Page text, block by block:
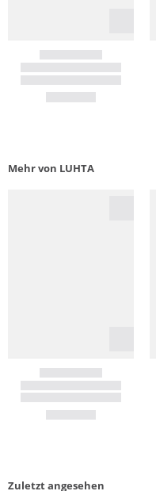
Mehr von LUHTA
Zuletzt angesehen